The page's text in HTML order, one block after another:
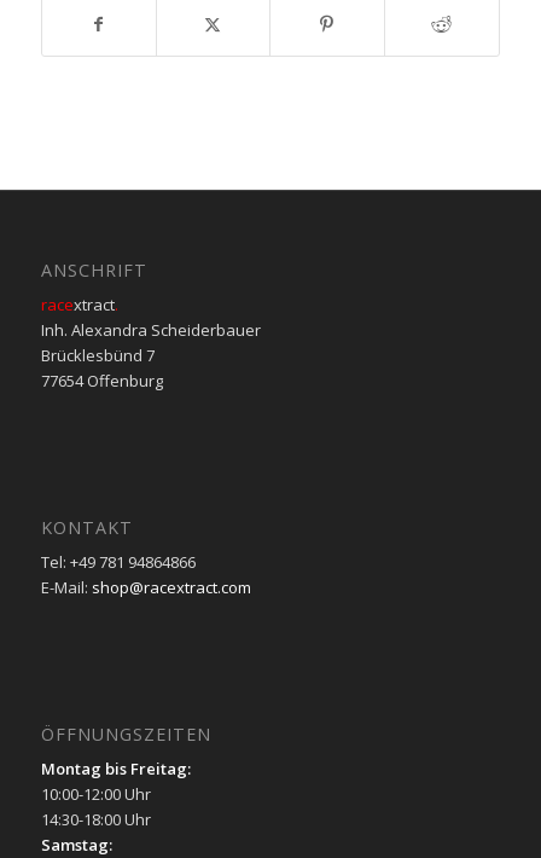
ANSCHRIFT
racextract.
Inh. Alexandra Scheiderbauer
Brücklesbünd 7
77654 Offenburg
KONTAKT
Tel: +49 781 94864866
E-Mail: shop@racextract.com
ÖFFNUNGSZEITEN
Montag bis Freitag:
10:00-12:00 Uhr
14:30-18:00 Uhr
Samstag: